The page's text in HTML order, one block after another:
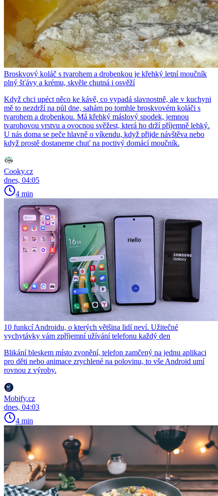
Broskvový koláč s tvarohem a drobenkou je křehký letní moučník
plný šťávy a krému, skvěle chutná i osvěží
Když chci upéct něco ke kávě, co vypadá slavnostně, ale v kuchyni
mě to nezdrží na půl dne, sahám po tomhle broskvovém koláči s
tvarohem a drobenkou. Má křehký máslový spodek, jemnou
tvarohovou vrstvu a ovocnou svěžest, která ho drží příjemně lehký.
U nás doma se peče hlavně o víkendu, když přijde návštěva nebo
když prostě dostaneme chuť na poctivý domácí moučník.
Cooky.cz
dnes, 04:05
4 min
10 funkcí Androidu, o kterých většina lidí neví. Užitečné
vychytávky vám zpříjemní užívání telefonu každý den
Blikání bleskem místo zvonění, telefon zamčený na jednu aplikaci
pro děti nebo animace zrychlené na polovinu, to vše Android umí
rovnou z výroby.
Mobify.cz
dnes, 04:03
4 min